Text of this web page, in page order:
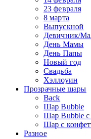
23 февраля
8 марта
Выпускной
Девичник/
День Мамы
День Папы
Новый год
Свадьба
Хэллоуин
Прозрачные шары
Back
Шар Bubble
Шар Bubble с
Шар с
Разное